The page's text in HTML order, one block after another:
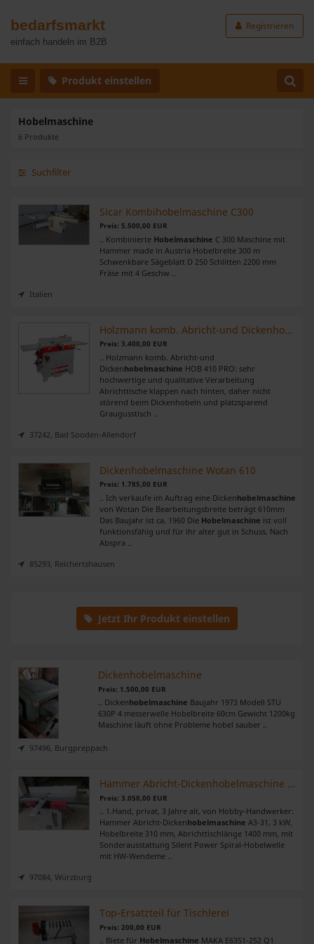
bedarfsmarkt
einfach handeln im B2B
Registrieren
Produkt einstellen
Hobelmaschine
6 Produkte
Suchfilter
Sicar Kombihobelmaschine C300
Preis: 5.500,00 EUR
.. Kombinierte Hobelmaschine C 300 Maschine mit
Hammer made in Austria Hobelbreite 300 m
Schwenkbare Sägeblatt D 250 Schlitten 2200 mm
Fräse mit 4 Geschw ..
Italien
Holzmann komb. Abricht-und Dickenhobelmaschine HOB 410 PRO
Preis: 3.400,00 EUR
.. Holzmann komb. Abricht-und
Dickenhobelmaschine HOB 410 PRO: sehr
hochwertige und qualitative Verarbeitung
Abrichttische klappen nach hinten, daher nicht
störend beim Dickenhobeln und platzsparend
Graugusstisch ..
37242, Bad Sooden-Allendorf
Dickenhobelmaschine Wotan 610
Preis: 1.785,00 EUR
.. Ich verkaufe im Auftrag eine Dickenhobelmaschine
von Wotan Die Bearbeitungsbreite beträgt 610mm
Das Baujahr ist ca. 1960 Die Hobelmaschine ist voll
funktionsfähig und für ihr alter gut in Schuss. Nach
Abspra ..
85293, Reichertshausen
Jetzt Ihr Produkt einstellen
Dickenhobelmaschine
Preis: 1.500,00 EUR
.. Dickenhobelmaschine Baujahr 1973 Modell STU
630P 4 messerwelle Hobelbreite 60cm Gewicht 1200kg
Maschine läuft ohne Probleme hobel sauber ..
97496, Burgpreppach
Hammer Abricht-Dickenhobelmaschine A3-31 zu verkaufen
Preis: 3.050,00 EUR
.. 1.Hand, privat, 3 Jahre alt, von Hobby-Handwerker:
Hammer Abricht-Dickenhobelmaschine A3-31, 3 kW,
Hobelbreite 310 mm, Abrichttischlänge 1400 mm, mit
Sonderausstattung Silent Power Spiral-Hobelwelle
mit HW-Wendeme ..
97084, Würzburg
Top-Ersatzteil für Tischlerei
Preis: 200,00 EUR
.. Biete für Hobelmaschine MAKA E6351-252 Q1